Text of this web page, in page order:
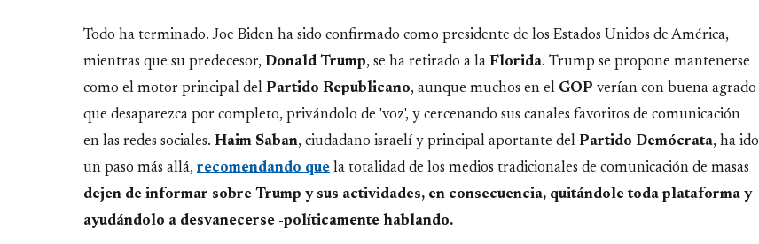
Todo ha terminado. Joe Biden ha sido confirmado como presidente de los Estados Unidos de América,
mientras que su predecesor, Donald Trump, se ha retirado a la Florida. Trump se propone mantenerse
como el motor principal del Partido Republicano, aunque muchos en el GOP verían con buena agrado
que desaparezca por completo, privándolo de 'voz', y cercenando sus canales favoritos de comunicación
en las redes sociales. Haim Saban, ciudadano israelí y principal aportante del Partido Demócrata, ha ido
un paso más allá, recomendando que la totalidad de los medios tradicionales de comunicación de masas
dejen de informar sobre Trump y sus actividades, en consecuencia, quitándole toda plataforma y
ayudándolo a desvanecerse -políticamente hablando.